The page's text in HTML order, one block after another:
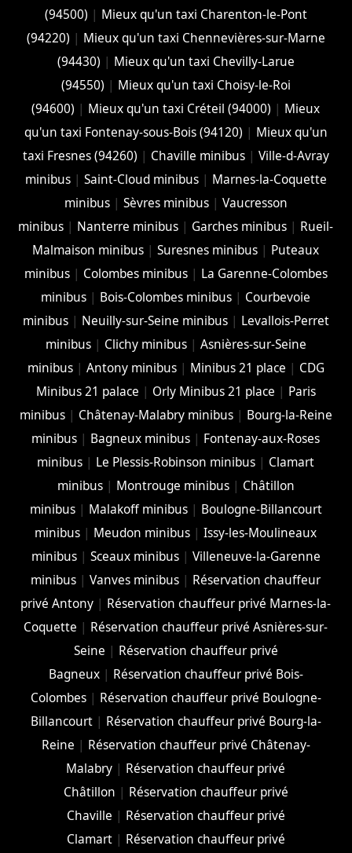
(94500) | Mieux qu'un taxi Charenton-le-Pont
(94220) | Mieux qu'un taxi Chennevières-sur-Marne
(94430) | Mieux qu'un taxi Chevilly-Larue
(94550) | Mieux qu'un taxi Choisy-le-Roi
(94600) | Mieux qu'un taxi Créteil (94000) | Mieux
qu'un taxi Fontenay-sous-Bois (94120) | Mieux qu'un
taxi Fresnes (94260) | Chaville minibus| Ville-d-Avray
minibus| Saint-Cloud minibus| Marnes-la-Coquette
minibus| Sèvres minibus| Vaucresson
minibus | Nanterre minibus | Garches minibus | Rueil-
Malmaison minibus |Suresnes minibus | Puteaux
minibus| Colombes minibus| La Garenne-Colombes
minibus | Bois-Colombes minibus | Courbevoie
minibus| Neuilly-sur-Seine minibus| Levallois-Perret
minibus| Clichy minibus| Asnières-sur-Seine
minibus| Antony minibus| Minibus 21 place | CDG
Minibus 21 palace | Orly Minibus 21 place | Paris
minibus| Châtenay-Malabry minibus| Bourg-la-Reine
minibus | Bagneux minibus | Fontenay-aux-Roses
minibus | Le Plessis-Robinson minibus | Clamart
minibus| Montrouge minibus| Châtillon
minibus| Malakoff minibus| Boulogne-Billancourt
minibus | Meudon minibus |Issy-les-Moulineaux
minibus| Sceaux minibus| Villeneuve-la-Garenne
minibus |Vanves minibus | Réservation chauffeur
privé Antony | Réservation chauffeur privé Marnes-la-
Coquette | Réservation chauffeur privé Asnières-sur-
Seine | Réservation chauffeur privé
Bagneux| Réservation chauffeur privé Bois-
Colombes| Réservation chauffeur privé Boulogne-
Billancourt| Réservation chauffeur privé Bourg-la-
Reine | Réservation chauffeur privé Châtenay-
Malabry | Réservation chauffeur privé
Châtillon | Réservation chauffeur privé
Chaville | Réservation chauffeur privé
Clamart| Réservation chauffeur privé